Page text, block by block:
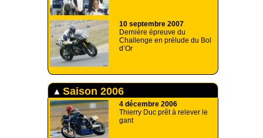
10 septembre 2007
Dernière épreuve du
Challenge en prélude du Bol
d’Or
Saison 2006
4 décembre 2006
Thierry Duc prêt à relever le
gant